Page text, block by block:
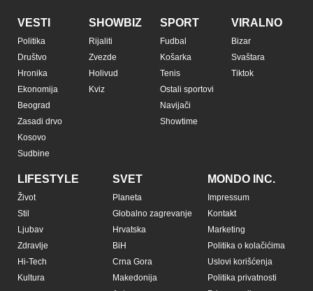
VESTI
Politika
Društvo
Hronika
Ekonomija
Beograd
Zasadi drvo
Kosovo
Sudbine
SHOWBIZ
Rijaliti
Zvezde
Holivud
Kviz
SPORT
Fudbal
Košarka
Tenis
Ostali sportovi
Navijači
Showtime
VIRALNO
Bizar
Svaštara
Tiktok
LIFESTYLE
Život
Stil
Ljubav
Zdravlje
Hi-Tech
Kultura
SVET
Planeta
Globalno zagrevanje
Hrvatska
BiH
Crna Gora
Makedonija
MONDO INC.
Impressum
Kontakt
Marketing
Politika o kolačićima
Uslovi korišćenja
Politika privatnosti